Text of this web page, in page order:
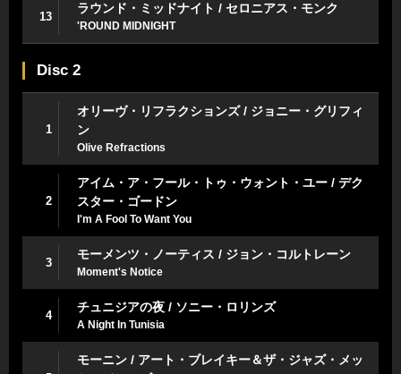
13
ラウンド・ミッドナイト / セロニアス・モンク
'ROUND MIDNIGHT
Disc 2
1
オリーヴ・リフラクションズ / ジョニー・グリフィ
ン
Olive Refractions
2
アイム・ア・フール・トゥ・ウォント・ユー / デク
スター・ゴードン
I'm A Fool To Want You
3
モーメンツ・ノーティス / ジョン・コルトレーン
Moment's Notice
4
チュニジアの夜 / ソニー・ロリンズ
A Night In Tunisia
モーニン / アート・ブレイキー＆ザ・ジャズ・メッ